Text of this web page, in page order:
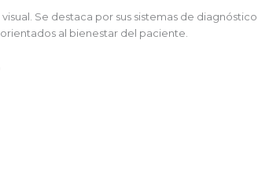
Se destaca por sus sistemas de
al bienestar del paciente.